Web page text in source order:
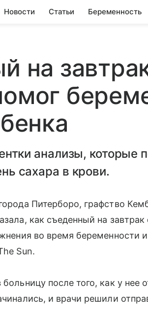
Новости Статьи Беременность
на
анализы, которые
сахара в крови.
Питерборо, графство
как съеденный на
во время беременности
Sun.
после того, как у нее
и врачи решили